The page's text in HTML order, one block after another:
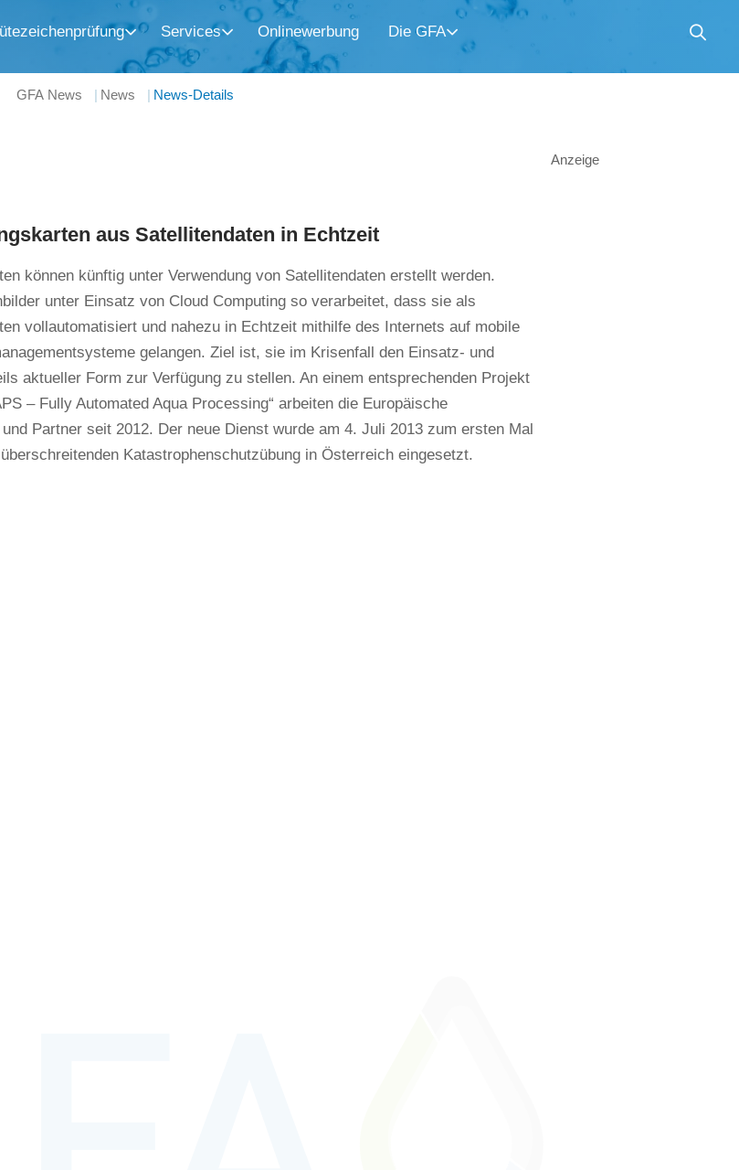
Services Onlinewerbung Die GFA
GFA News News News-Details
aus Satellitendaten in Echtzeit
können künftig unter Verwendung von Satellitendaten erstellt werden.
unter Einsatz von Cloud Computing so verarbeitet, dass sie als
vollautomatisiert und nahezu in Echtzeit mithilfe des Internets auf mobile
gelangen. Ziel ist, sie im Krisenfall den Einsatz- und
aktueller Form zur Verfügung zu stellen. An einem entsprechenden Projekt
– Fully Automated Aqua Processing“ arbeiten die Europäische
Partner seit 2012. Der neue Dienst wurde am 4. Juli 2013 zum ersten Mal
Katastrophenschutzübung in Österreich eingesetzt.
Anzeige